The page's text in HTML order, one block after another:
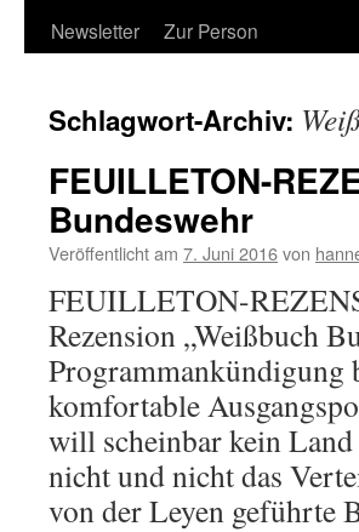
Newsletter
Zur Person
Schlagwort-Archiv:
FEUILLETON-
Bundeswehr
Veröffentlicht am 7. Juni 2016von
FEUILLETON-
Rezension „Weißbuch
Programmankündigung
komfortable
will scheinbar kein
nicht und nicht das
von der Leyen